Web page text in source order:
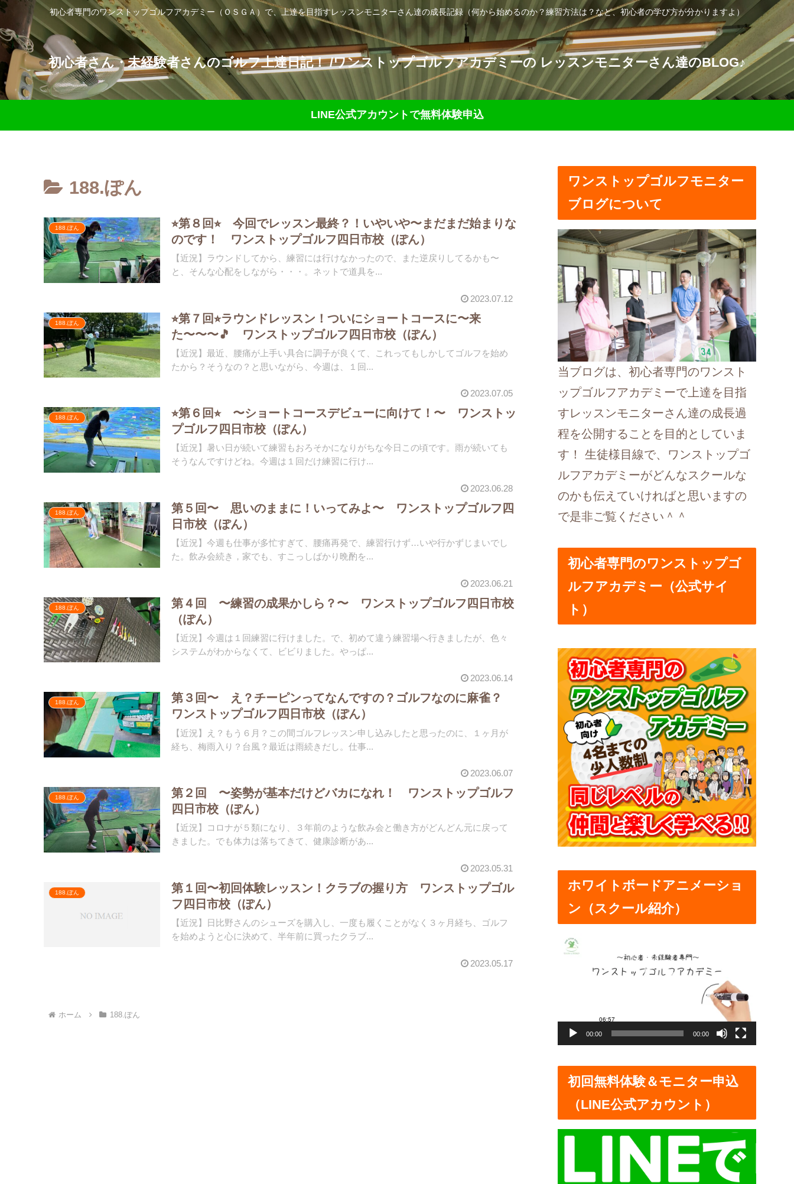
初心者専門のワンストップゴルフアカデミー（ＯＳＧＡ）で、上達を目指すレッスンモニターさん達の成長記録（何から始めるのか？練習方法は？など、初心者の学び方が分かりますよ）
初心者さん・未経験者さんのゴルフ上達日記！ /ワンストップゴルフアカデミーの レッスンモニターさん達のBLOG♪
LINE公式アカウントで無料体験申込
188.ぽん
188.ぽん
⭐︎第８回⭐︎ 今回でレッスン最終？！いやいや〜まだまだ始まりな
のです！ ワンストップゴルフ四日市校（ぽん）
【近況】ラウンドしてから、練習には行けなかったので、また逆戻りしてるかも〜
と、そんな心配をしながら・・・。ネットで道具を...
2023.07.12
188.ぽん
⭐︎第７回⭐︎ラウンドレッスン！ついにショートコースに〜来
た〜〜〜🎵 ワンストップゴルフ四日市校（ぽん）
【近況】最近、腰痛が上手い具合に調子が良くて、これってもしかしてゴルフを始め
たから？そうなの？と思いながら、今週は、１回...
2023.07.05
188.ぽん
⭐︎第６回⭐︎ 〜ショートコースデビューに向けて！〜 ワンストッ
プゴルフ四日市校（ぽん）
【近況】暑い日が続いて練習もおろそかになりがちな今日この頃です。雨が続いても
そうなんですけどね。今週は１回だけ練習に行け...
2023.06.28
188.ぽん
第５回〜 思いのままに！いってみよ〜 ワンストップゴルフ四
日市校（ぽん）
【近況】今週も仕事が多忙すぎて、腰痛再発で、練習行けず…いや行かずじまいでし
た。飲み会続き，家でも、すこっしばかり晩酌を...
2023.06.21
188.ぽん
第４回 〜練習の成果かしら？〜 ワンストップゴルフ四日市校
（ぽん）
【近況】今週は１回練習に行けました。で、初めて違う練習場へ行きましたが、色々
システムがわからなくて、ビビりました。やっぱ...
2023.06.14
188.ぽん
第３回〜 え？チーピンってなんですの？ゴルフなのに麻雀？
ワンストップゴルフ四日市校（ぽん）
【近況】え？もう６月？この間ゴルフレッスン申し込みしたと思ったのに、１ヶ月が
経ち、梅雨入り？台風？最近は雨続きだし。仕事...
2023.06.07
188.ぽん
第２回 〜姿勢が基本だけどバカになれ！ ワンストップゴルフ
四日市校（ぽん）
【近況】コロナが５類になり、３年前のような飲み会と働き方がどんどん元に戻って
きました。でも体力は落ちてきて、健康診断があ...
2023.05.31
188.ぽん
第１回〜初回体験レッスン！クラブの握り方 ワンストップゴル
フ四日市校（ぽん）
【近況】日比野さんのシューズを購入し、一度も履くことがなく３ヶ月経ち、ゴルフ
を始めようと心に決めて、半年前に買ったクラブ...
2023.05.17
ホーム 188.ぽん
ワンストップゴルフモニター
ブログについて
当ブログは、初心者専門のワンスト
ップゴルフアカデミーで上達を目指
すレッスンモニターさん達の成長過
程を公開することを目的としていま
す！ 生徒様目線で、ワンストップゴ
ルフアカデミーがどんなスクールな
のかも伝えていければと思いますの
で是非ご覧ください＾＾
初心者専門のワンストップゴ
ルフアカデミー（公式サイ
ト）
ホワイトボードアニメーショ
ン（スクール紹介）
動
ー
ヤ
ー
00:00 00:00
初回無料体験＆モニター申込
（LINE公式アカウント）